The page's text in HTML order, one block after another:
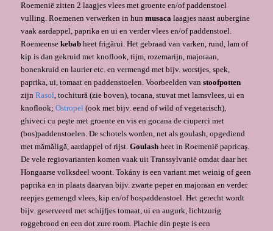
Roemenië zitten 2 laagjes vlees met groente en/of paddenstoel
vulling. Roemenen verwerken in hun musacalaagjes naast aubergine
vaak aardappel, paprika en ui en verder vlees en/of paddenstoel.
Roemeense kebabheet frigărui. Het gebraad van varken, rund, lam of
kip is dan gekruid met knoflook, tijm, rozemarijn, majoraan,
bonenkruid en laurier etc. en vermengd met bijv. worstjes, spek,
paprika, ui, tomaat en paddenstoelen. Voorbeelden van stoofpotten
zijn Rasol, tochitură (zie boven), tocana, stuvat met lamsvlees, ui en
knoflook; Ostropel (ook met bijv. eend of wild of vegetarisch),
ghiveci cu peşte met groente en vis en gocana de ciuperci met
(bos)paddenstoelen. De schotels worden, net als goulash, opgediend
met mămăligă, aardappel of rijst. Goulashheet in Roemenië papricaş.
De vele regiovarianten komen vaak uit Transsylvanië omdat daar het
Hongaarse volksdeel woont. Tokány is een variant met weinig of geen
paprika en in plaats daarvan bijv. zwarte peper en majoraan en verder
reepjes gemengd vlees, kip en/of bospaddenstoel. Het gerecht wordt
bijv. geserveerd met schijfjes tomaat, ui en augurk, lichtzurig
roggebrood en een dot zure room. Plachie din peşte is een